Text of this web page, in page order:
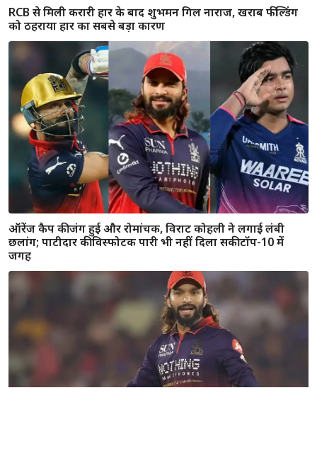
वैभव सूर्यवंशी ने रचा नया इतिहास, 15 साल की उम्र में छू लिया सुरेश
रैना का महारिकॉर्ड
IPL में वैभव सूर्यवंशी का धमाका, क्रिस गेल को पीछे छोड़ बने नए
सिक्सर किंग